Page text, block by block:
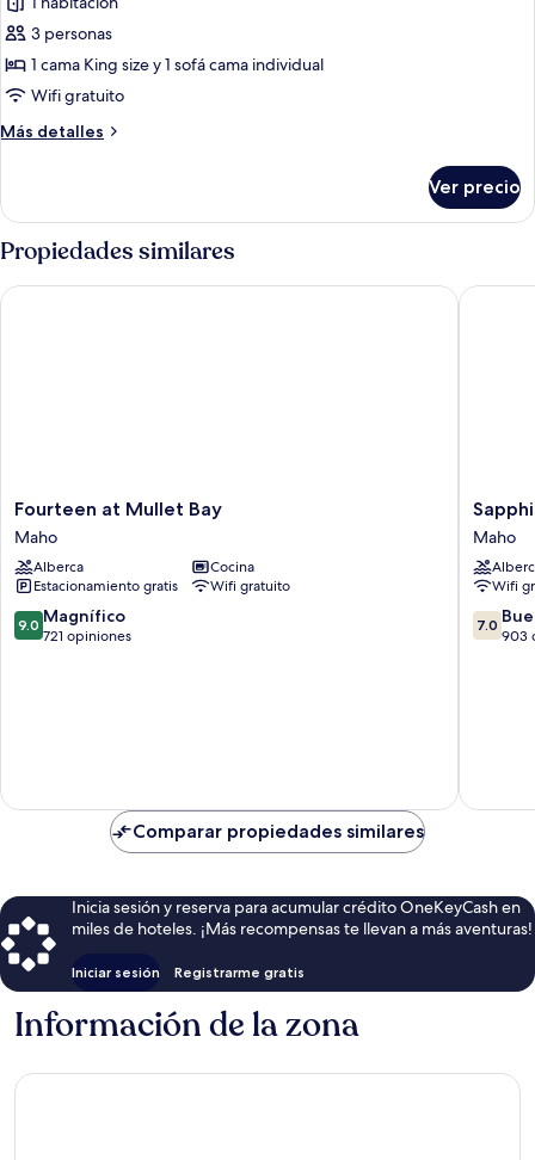
las
fotos
de
Habitación
doble
junior
King)
3 personas
1 cama King size y 1 sofá cama individual
Wifi gratuito
Más detalles
Más
doble
junior
(Superior
King)
Ver precio
Propiedades similares
Fourteen
at
Mullet
Bay
Maho
Fourteen at Mullet Bay
Maho
Alberca
Cocina
Estacionamiento gratis
Wifi gratuito
9.0
de
9.0 Magnífico
721 opiniones
Fourteen at Mullet Bay
Beach
Club
Resort
Maho
Maho
Wifi
7.0
de
7.0
903
Comparar propiedades similares
Inicia sesión y reserva para acumular crédito OneKeyCash en
miles de hoteles. ¡Más recompensas te llevan a más aventuras!
Iniciar sesión Registrarme gratis
Información de la zona